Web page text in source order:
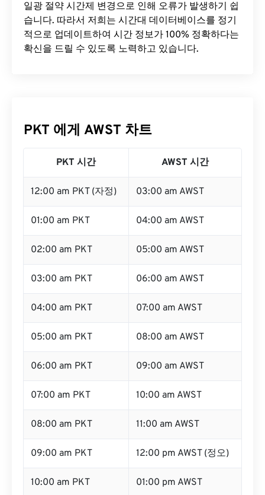
일광 절약 시간제 변경으로 인해 오류가 발생하기 쉽
습니다. 따라서 저희는 시간대 데이터베이스를 정기
적으로 업데이트하여 시간 정보가 100% 정확하다는
확신을 드릴 수 있도록 노력하고 있습니다.
PKT 에게 AWST 차트
PKT 시간 AWST 시간
12:00 am PKT (자정) 03:00 am AWST
01:00 am PKT 04:00 am AWST
02:00 am PKT 05:00 am AWST
03:00 am PKT 06:00 am AWST
04:00 am PKT 07:00 am AWST
05:00 am PKT 08:00 am AWST
06:00 am PKT 09:00 am AWST
07:00 am PKT 10:00 am AWST
08:00 am PKT 11:00 am AWST
09:00 am PKT 12:00 pm AWST (정오)
10:00 am PKT 01:00 pm AWST